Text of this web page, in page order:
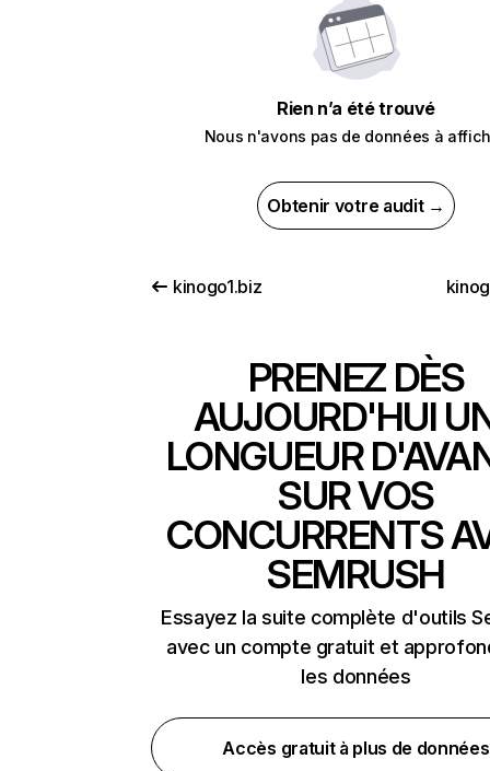
Rien n’a été trouvé
Nous n'avons pas de données à
Obtenir votre audit →
kinogo1.biz
PRENEZ DÈS
AUJOURD'HUI
LONGUEUR
SUR VOS
CONCURRENTS
SEMRUSH
Essayez la suite complète d'outils
avec un compte gratuit et
les données
Accès gratuit à plus de données